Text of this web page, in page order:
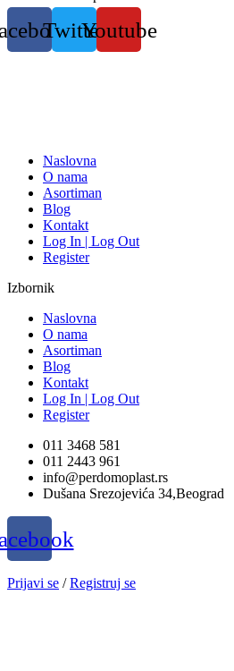
Skočite
na
sadržaj
TwitterYoutube
Naslovna
O nama
Asortiman
Blog
Kontakt
Log In | Log Out
Register
Izbornik
Naslovna
O nama
Asortiman
Blog
Kontakt
Log In | Log Out
Register
011 3468 581
011 2443 961
info@perdomoplast.rs
Dušana Srezojevića 34,Beograd
Prijavi se /Registruj se